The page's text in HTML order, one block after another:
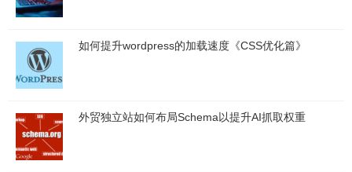
如何提升wordpress的加载速度《CSS优化篇》
外贸独立站如何布局Schema以提升AI抓取权重